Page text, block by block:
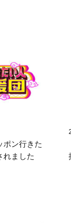
ポン行きた
れました